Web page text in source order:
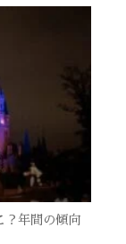
？年間の傾向